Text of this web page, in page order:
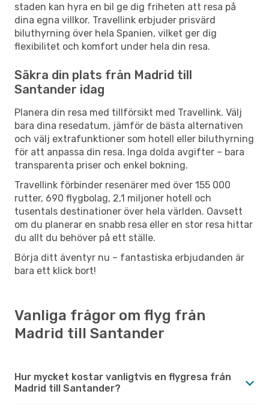
staden kan hyra en bil ge dig friheten att resa på
dina egna villkor. Travellink erbjuder prisvärd
biluthyrning över hela Spanien, vilket ger dig
flexibilitet och komfort under hela din resa.
Säkra din plats från Madrid till
Santander idag
Planera din resa med tillförsikt med Travellink. Välj
bara dina resedatum, jämför de bästa alternativen
och välj extrafunktioner som hotell eller biluthyrning
för att anpassa din resa. Inga dolda avgifter – bara
transparenta priser och enkel bokning.
Travellink förbinder resenärer med över 155 000
rutter, 690 flygbolag, 2,1 miljoner hotell och
tusentals destinationer över hela världen. Oavsett
om du planerar en snabb resa eller en stor resa hittar
du allt du behöver på ett ställe.
Börja ditt äventyr nu – fantastiska erbjudanden är
bara ett klick bort!
Vanliga frågor om flyg från
Madrid till Santander
Hur mycket kostar vanligtvis en flygresa från
Madrid till Santander?